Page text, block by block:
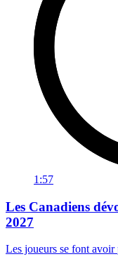
1:57
Les Canadiens
2027
Les joueurs se font avoir